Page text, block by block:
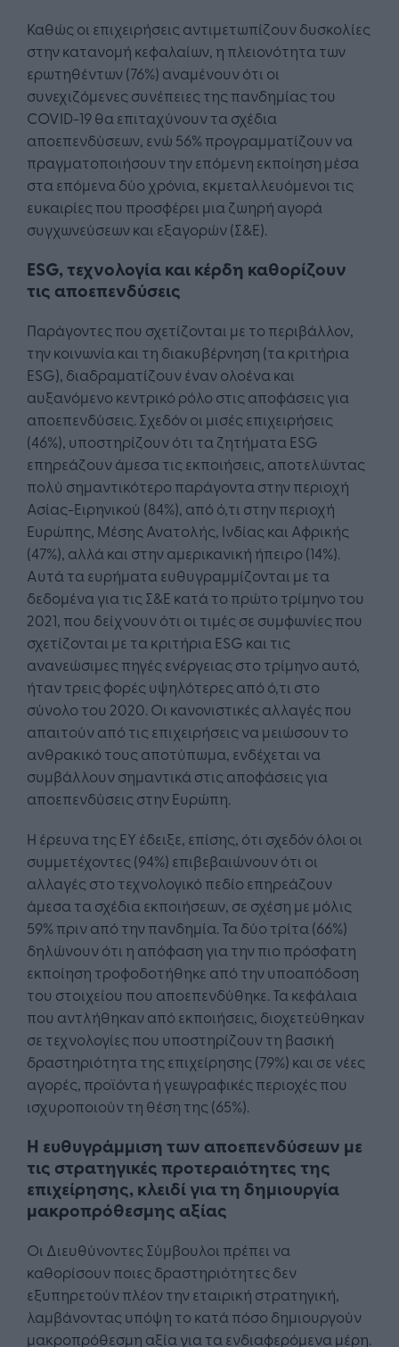
Καθώς οι επιχειρήσεις αντιμετωπίζουν δυσκολίες
στην κατανομή κεφαλαίων, η πλειονότητα των
ερωτηθέντων (76%) αναμένουν ότι οι
συνεχιζόμενες συνέπειες της πανδημίας του
COVID-19 θα επιταχύνουν τα σχέδια
αποεπενδύσεων, ενώ 56% προγραμματίζουν να
πραγματοποιήσουν την επόμενη εκποίηση μέσα
στα επόμενα δύο χρόνια, εκμεταλλευόμενοι τις
ευκαιρίες που προσφέρει μια ζωηρή αγορά
συγχωνεύσεων και εξαγορών (Σ&Ε).
ESG, τεχνολογία και κέρδη καθορίζουν
τις αποεπενδύσεις
Παράγοντες που σχετίζονται με το περιβάλλον,
την κοινωνία και τη διακυβέρνηση (τα κριτήρια
ESG), διαδραματίζουν έναν ολοένα και
αυξανόμενο κεντρικό ρόλο στις αποφάσεις για
αποεπενδύσεις. Σχεδόν οι μισές επιχειρήσεις
(46%), υποστηρίζουν ότι τα ζητήματα ESG
επηρεάζουν άμεσα τις εκποιήσεις, αποτελώντας
πολύ σημαντικότερο παράγοντα στην περιοχή
Ασίας-Ειρηνικού (84%), από ό,τι στην περιοχή
Ευρώπης, Μέσης Ανατολής, Ινδίας και Αφρικής
(47%), αλλά και στην αμερικανική ήπειρο (14%).
Αυτά τα ευρήματα ευθυγραμμίζονται με τα
δεδομένα για τις Σ&Ε κατά το πρώτο τρίμηνο του
2021, που δείχνουν ότι οι τιμές σε συμφωνίες που
σχετίζονται με τα κριτήρια ESG και τις
ανανεώσιμες πηγές ενέργειας στο τρίμηνο αυτό,
ήταν τρεις φορές υψηλότερες από ό,τι στο
σύνολο του 2020. Οι κανονιστικές αλλαγές που
απαιτούν από τις επιχειρήσεις να μειώσουν το
ανθρακικό τους αποτύπωμα, ενδέχεται να
συμβάλλουν σημαντικά στις αποφάσεις για
αποεπενδύσεις στην Ευρώπη.
Η έρευνα της ΕΥ έδειξε, επίσης, ότι σχεδόν όλοι οι
συμμετέχοντες (94%) επιβεβαιώνουν ότι οι
αλλαγές στο τεχνολογικό πεδίο επηρεάζουν
άμεσα τα σχέδια εκποιήσεων, σε σχέση με μόλις
59% πριν από την πανδημία. Τα δύο τρίτα (66%)
δηλώνουν ότι η απόφαση για την πιο πρόσφατη
εκποίηση τροφοδοτήθηκε από την υποαπόδοση
του στοιχείου που αποεπενδύθηκε. Τα κεφάλαια
που αντλήθηκαν από εκποιήσεις, διοχετεύθηκαν
σε τεχνολογίες που υποστηρίζουν τη βασική
δραστηριότητα της επιχείρησης (79%) και σε νέες
αγορές, προϊόντα ή γεωγραφικές περιοχές που
ισχυροποιούν τη θέση της (65%).
Η ευθυγράμμιση των αποεπενδύσεων με
τις στρατηγικές προτεραιότητες της
επιχείρησης, κλειδί για τη δημιουργία
μακροπρόθεσμης αξίας
Οι Διευθύνοντες Σύμβουλοι πρέπει να
καθορίσουν ποιες δραστηριότητες δεν
εξυπηρετούν πλέον την εταιρική στρατηγική,
λαμβάνοντας υπόψη το κατά πόσο δημιουργούν
μακροπρόθεσμη αξία για τα ενδιαφερόμενα μέρη.